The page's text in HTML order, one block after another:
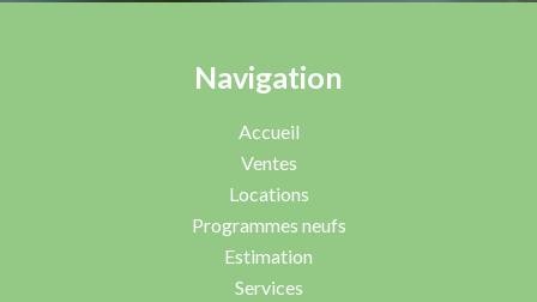
Navigation
Accueil
Ventes
Locations
Programmes neufs
Estimation
Services